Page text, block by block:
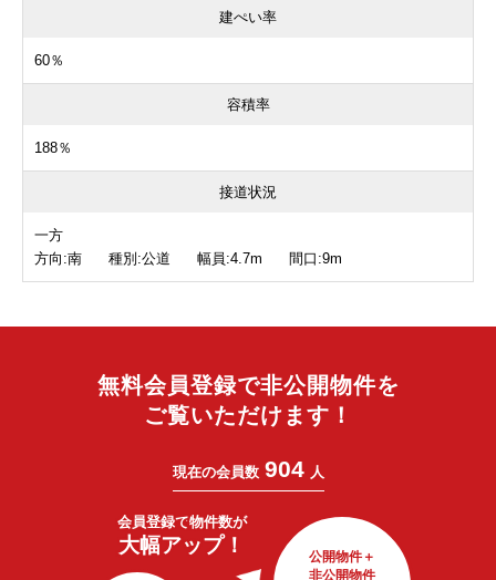
建ぺい率
60％
容積率
188％
接道状況
一方
方向:南 種別:公道 幅員:4.7m 間口:9m
無料会員登録で非公開物件を
ご覧いただけます！
現在の会員数 904 人
会員登録で物件数が
大幅アップ！
公開物件＋
非公開物件